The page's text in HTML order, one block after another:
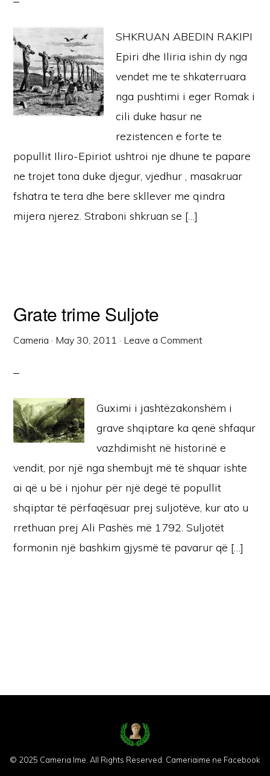
SHKRUAN ABEDIN RAKIPI
Epiri dhe Iliria ishin dy nga
vendet me te shkaterruara
nga pushtimi i eger Romak i
cili duke hasur ne
rezistencen e forte te
popullit Iliro-Epiriot ushtroi nje dhune te papare
ne trojet tona duke djegur, vjedhur , masakruar
fshatra te tera dhe bere skllever me qindra
mijera njerez. Straboni shkruan se […]
Grate trime Suljote
Cameria · May 30, 2011 · Leave a Comment
Guximi i jashtëzakonshëm i
grave shqiptare ka qenë shfaqur
vazhdimisht në historinë e
vendit, por një nga shembujt më të shquar ishte
ai që u bë i njohur për një degë të popullit
shqiptar të përfaqësuar prej suljotëve, kur ato u
rrethuan prej Ali Pashës më 1792. Suljotët
formonin një bashkim gjysmë të pavarur që […]
© 2025 Cameria Ime. All Rights Reserved. Cameriaime ne Facebook